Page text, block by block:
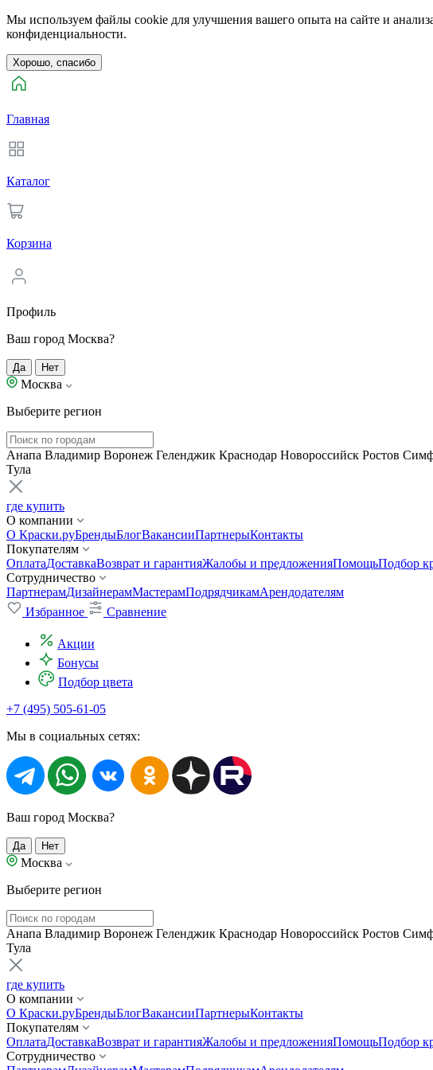
Мы используем файлы cookie для улучшения вашего опыта на сайте и
конфиденциальности.
Хорошо, спасибо
Главная
Каталог
Корзина
Профиль
Ваш город Москва?
Да Нет
Москва
Выберите регион
Анапа Владимир Воронеж Геленджик Краснодар Новороссийск Ростов
Тула
где купить
О компании
О Краски.руБрендыБлогВакансииПартнерыКонтакты
Покупателям
ОплатаДоставкаВозврат и гарантияЖалобы и предложенияПомощьПодбор
Сотрудничество
ПартнерамДизайнерамМастерамПодрядчикамАрендодателям
Избранное
Сравнение
Акции
Бонусы
Подбор цвета
+7 (495) 505-61-05
Мы в социальных сетях:
Ваш город Москва?
Да Нет
Москва
Выберите регион
Анапа Владимир Воронеж Геленджик Краснодар Новороссийск Ростов
Тула
где купить
О компании
О Краски.руБрендыБлогВакансииПартнерыКонтакты
Покупателям
ОплатаДоставкаВозврат и гарантияЖалобы и предложенияПомощьПодбор
Сотрудничество